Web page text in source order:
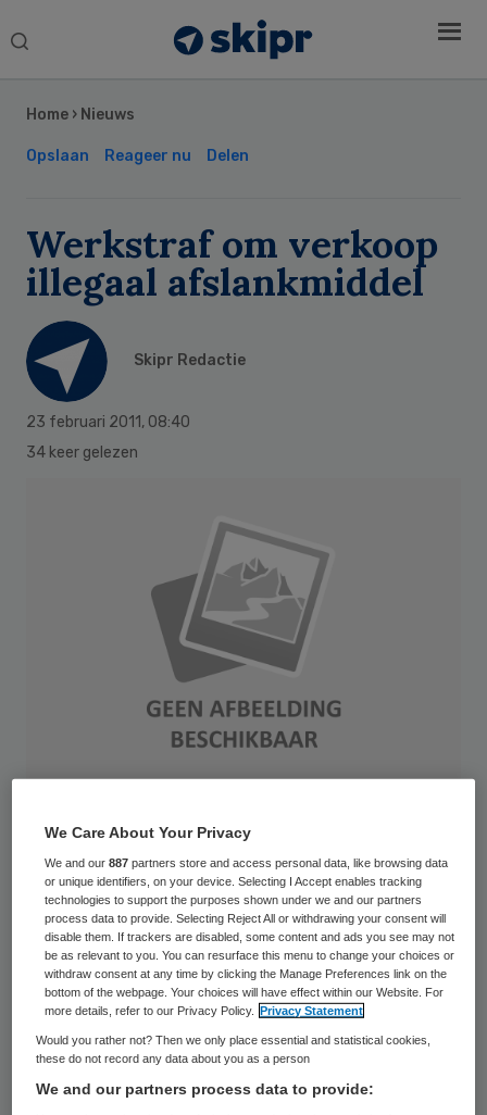
Search
Home › Nieuws
Opslaan Reageer nu Delen
Werkstraf om verkoop
illegaal afslankmiddel
Skipr Redactie
23 februari 2011, 08:40
34 keer gelezen
Tegen twee vennoten van een firma in
Eelde, de 41-jarige D. C. en haar 68-jarige
echtgenoot J. van D. uit Haren, is dinsdag
voor de rechtbank in Assen een werkstraf
van 240 uur geëist. De twee, eigenaren van
een groothandel in afslankmiddelen,
verkochten in de periode van 2004 tot en
Sidebar
We Care About Your Privacy
We and our887 partners store and access personal data, like browsing data
or unique identifiers, on your device. Selecting I Accept enables tracking
technologies to support the purposes shown under we and our partners
process data to provide. Selecting Reject All or withdrawing your consent will
disable them. If trackers are disabled, some content and ads you see may not
be as relevant to you. You can resurface this menu to change your choices or
withdraw consent at any time by clicking the Manage Preferences link on the
bottom of the webpage. Your choices will have effect within our Website. For
more details, refer to our Privacy Policy.
Privacy Statement
Would you rather not? Then we only place essential and statistical cookies,
these do not record any data about you as a person
We and our partners process data to provide: